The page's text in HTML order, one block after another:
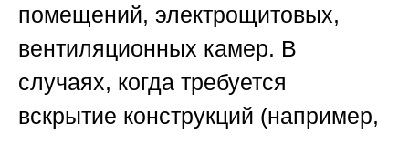
помещений, электрощитовых,
вентиляционных камер. В
случаях, когда требуется
вскрытие конструкций (например,